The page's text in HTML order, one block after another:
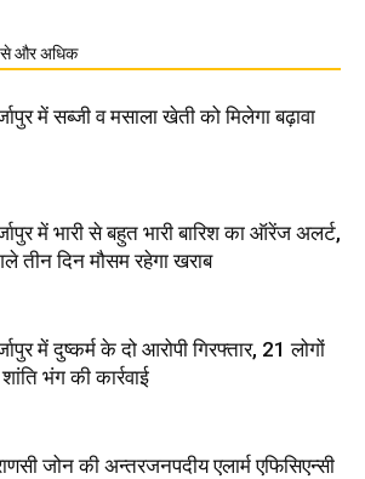
और अधिक
में सब्जी व मसाला खेती को मिलेगा बढ़ावा
में भारी से बहुत भारी बारिश का ऑरेंज अलर्ट,
तीन दिन मौसम रहेगा खराब
में दुष्कर्म के दो आरोपी गिरफ्तार, 21 लोगों
भंग की कार्रवाई
जोन की अन्तरजनपदीय एलार्म एफिसिएन्सी